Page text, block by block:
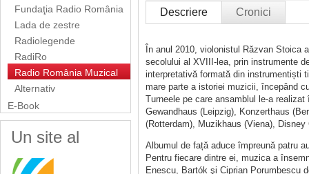
Fundaţia Radio România
Lada de zestre
Radiolegende
RadiRo
Radio România Muzical
Alternativ
E-Book
Un site al
Descriere Cronici
În anul 2010, violonistul Răzvan Stoica
secolului al XVIII-lea, prin instrumente
interpretativă formată din instrumentiști
mare parte a istoriei muzicii, începând
Turneele pe care ansamblul le-a
Gewandhaus (Leipzig), Konzerthaus
(Rotterdam), Muzikhaus (Viena),
Albumul de față aduce împreună patru
Pentru fiecare dintre ei, muzica a
Enescu, Bartók şi Ciprian Porumbescu